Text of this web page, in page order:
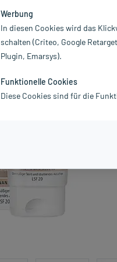
Werbung
In diesen Cookies wird das
schalten (Criteo, Google
Plugin, Emarsys).
Funktionelle Cookies
Diese Cookies sind für die